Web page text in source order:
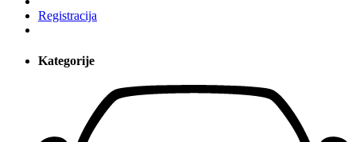
Registracija
Kategorije